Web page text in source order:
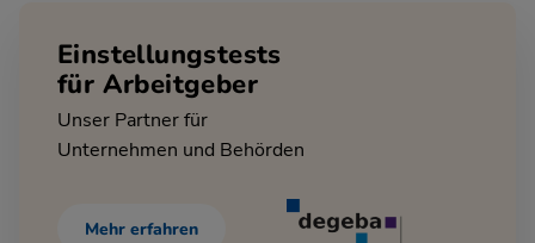
Einstellungstests
für Arbeitgeber
Unser Partner für
Unternehmen und Behörden
Mehr erfahren